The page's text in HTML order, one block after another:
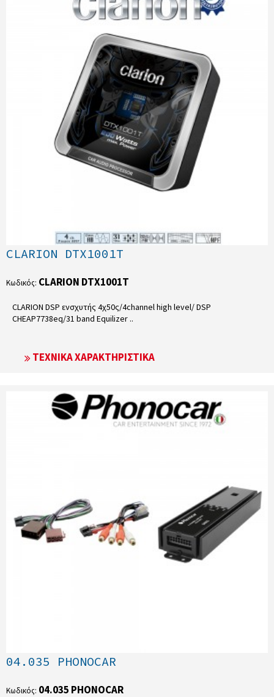
CLARION DTX1001T
Κωδικός: CLARION DTX1001T
CLARION DSP ενσχυτής 4χ50ς/4channel high level/ DSP
CHEAP7738eq/31 band Equilizer ..
ΤΕΧΝΙΚΆ ΧΑΡΑΚΤΗΡΙΣΤΙΚΆ
04.035 PHONOCAR
Κωδικός: 04.035 PHONOCAR